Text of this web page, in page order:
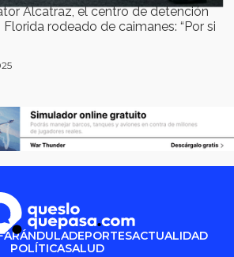
Alcatraz, el centro de detención
rodeado de caimanes: “Por si
DEPORTESACTUALIDAD
POLÍTICASALUD